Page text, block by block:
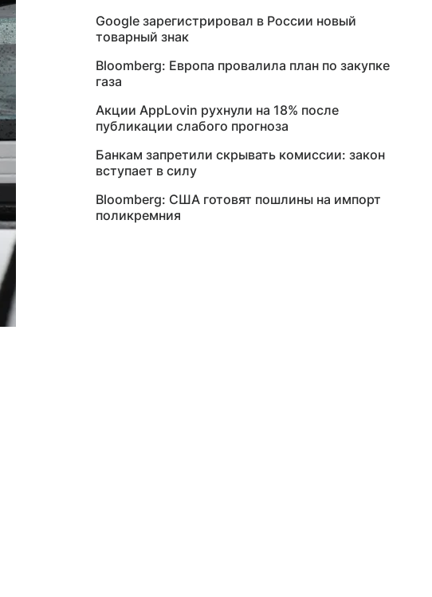
Google зарегистрировал в России новый
товарный знак
Bloomberg: Европа провалила план по закупке
газа
Акции AppLovin рухнули на 18% после
публикации слабого прогноза
Банкам запретили скрывать комиссии: закон
вступает в силу
Bloomberg: США готовят пошлины на импорт
поликремния